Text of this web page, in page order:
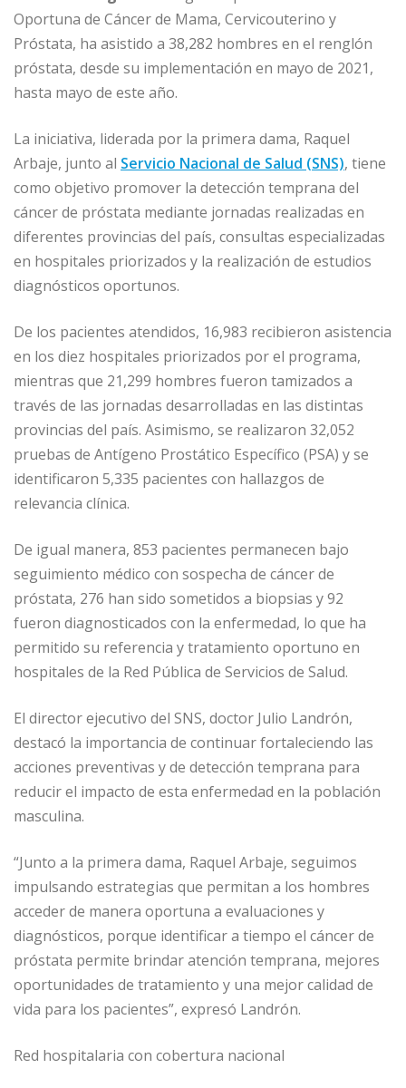
e
b
o
o
k
l e
dI
n
s
A
p
e
n
r
p
ar
r
Oportuna de Cáncer de Mama, Cervicouterino y
Próstata, ha asistido a 38,282 hombres en el renglón
próstata, desde su implementación en mayo de 2021,
hasta mayo de este año.
La iniciativa, liderada por la primera dama, Raquel
Arbaje, junto al Servicio Nacional de Salud (SNS), tiene
como objetivo promover la detección temprana del
cáncer de próstata mediante jornadas realizadas en
diferentes provincias del país, consultas especializadas
en hospitales priorizados y la realización de estudios
diagnósticos oportunos.
De los pacientes atendidos, 16,983 recibieron asistencia
en los diez hospitales priorizados por el programa,
mientras que 21,299 hombres fueron tamizados a
través de las jornadas desarrolladas en las distintas
provincias del país. Asimismo, se realizaron 32,052
pruebas de Antígeno Prostático Específico (PSA) y se
identificaron 5,335 pacientes con hallazgos de
relevancia clínica.
De igual manera, 853 pacientes permanecen bajo
seguimiento médico con sospecha de cáncer de
próstata, 276 han sido sometidos a biopsias y 92
fueron diagnosticados con la enfermedad, lo que ha
permitido su referencia y tratamiento oportuno en
hospitales de la Red Pública de Servicios de Salud.
El director ejecutivo del SNS, doctor Julio Landrón,
destacó la importancia de continuar fortaleciendo las
acciones preventivas y de detección temprana para
reducir el impacto de esta enfermedad en la población
masculina.
“Junto a la primera dama, Raquel Arbaje, seguimos
impulsando estrategias que permitan a los hombres
acceder de manera oportuna a evaluaciones y
diagnósticos, porque identificar a tiempo el cáncer de
próstata permite brindar atención temprana, mejores
oportunidades de tratamiento y una mejor calidad de
vida para los pacientes”, expresó Landrón.
Red hospitalaria con cobertura nacional